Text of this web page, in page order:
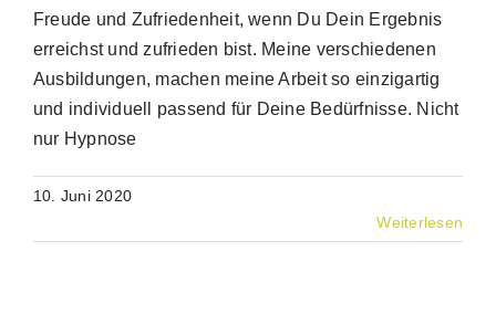
Freude und Zufriedenheit, wenn Du Dein Ergebnis
erreichst und zufrieden bist. Meine verschiedenen
Ausbildungen, machen meine Arbeit so einzigartig
und individuell passend für Deine Bedürfnisse. Nicht
nur Hypnose
10. Juni 2020
Weiterlesen